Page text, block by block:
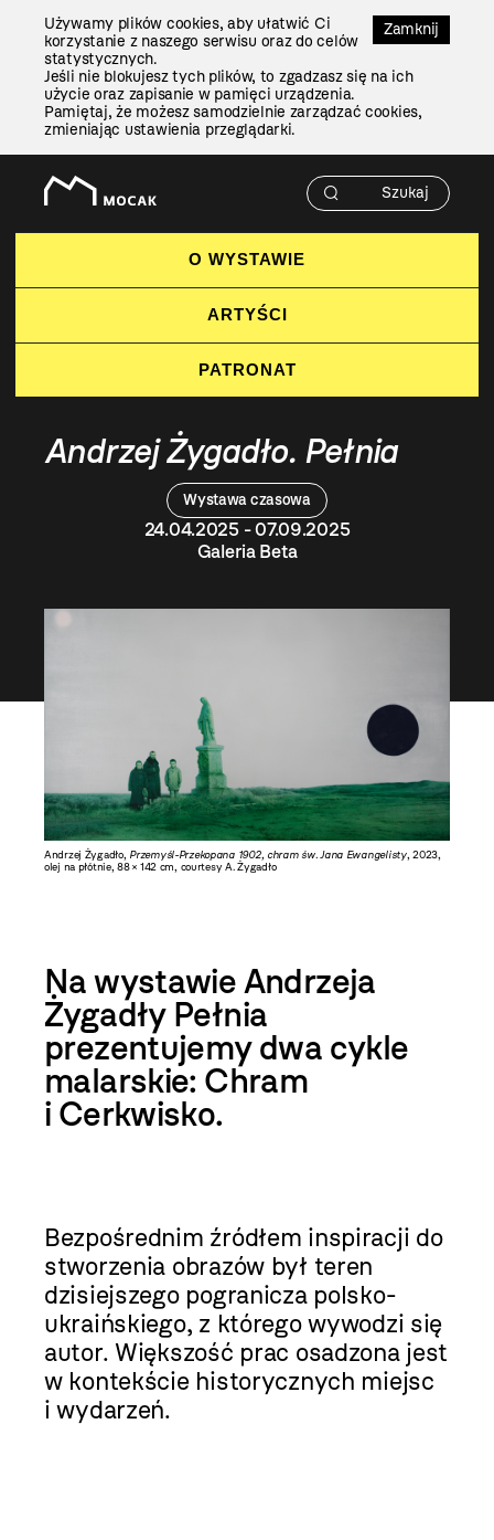
Zamknij
Używamy plików cookies, aby ułatwić Ci
korzystanie z naszego serwisu oraz do celów
statystycznych.
Jeśli nie blokujesz tych plików, to zgadzasz się na ich
użycie oraz zapisanie w pamięci urządzenia.
Pamiętaj, że możesz samodzielnie zarządzać cookies,
zmieniając ustawienia przeglądarki.
O WYSTAWIE
ARTYŚCI
PATRONAT
Wystawa czasowa
24.04.2025 - 07.09.2025
Galeria Beta
Andrzej Żygadło. Pełnia
Andrzej Żygadło, Przemyśl-Przekopana 1902, chram św. Jana Ewangelisty, 2023,
olej na płótnie, 88 × 142 cm, courtesy A. Żygadło
Na wystawie Andrzeja
Żygadły Pełnia
prezentujemy dwa cykle
malarskie: Chram
i Cerkwisko.
Bezpośrednim źródłem inspiracji do
stworzenia obrazów był teren
dzisiejszego pogranicza polsko-
ukraińskiego, z którego wywodzi się
autor. Większość prac osadzona jest
w kontekście historycznych miejsc
i wydarzeń.